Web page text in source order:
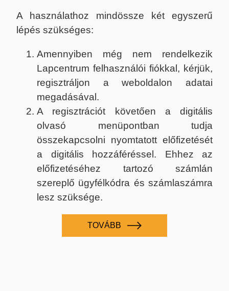
A használathoz mindössze két egyszerű
lépés szükséges:
Amennyiben még nem rendelkezik
Lapcentrum felhasználói fiókkal, kérjük,
regisztráljon a weboldalon adatai
megadásával.
A regisztrációt követően a digitális
olvasó menüpontban tudja
összekapcsolni nyomtatott előfizetését
a digitális hozzáféréssel. Ehhez az
előfizetéséhez tartozó számlán
szereplő ügyfélkódra és számlaszámra
lesz szüksége.
TOVÁBB